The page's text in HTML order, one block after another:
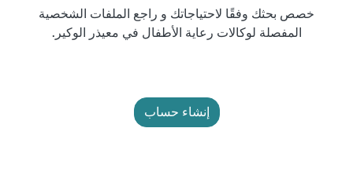
خصص بحثك وفقًا لاحتياجاتك و راجع الملفات الشخصية
المفصلة لوكالات رعاية الأطفال في معيذر الوكير.
إنشاء حساب